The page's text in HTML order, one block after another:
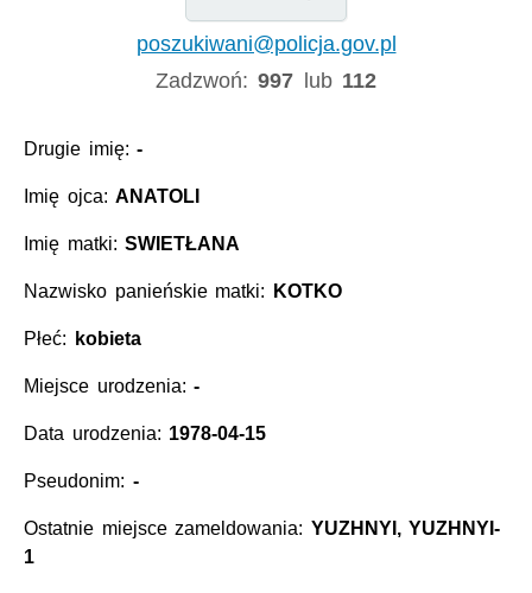
poszukiwani@policja.gov.pl
Zadzwoń:997 lub 112
Drugie imię:-
Imię ojca:ANATOLI
Imię matki:SWIETŁANA
Nazwisko panieńskie matki: KOTKO
Płeć: kobieta
Miejsce urodzenia:-
Data urodzenia: 1978-04-15
Pseudonim: -
Ostatnie miejsce zameldowania: YUZHNYI, YUZHNYI-
1